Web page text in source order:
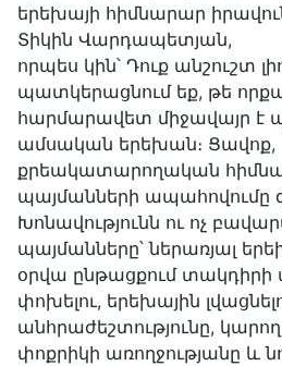
երեխայի հիմնարար
Տիկին Վարդապետյան,
որպես կին՝ Դուք անշուշտ
պատկերացնում եք, թե
հարմարավետ միջավայր է
ամսական երեխան։ Ցավոք,
քրեակատարողական
պայմանների ապահովումը
Խոնավությունն ու ոչ
պայմանները՝ ներառյալ
օրվա ընթացքում
փոխելու, երեխային
անհրաժեշտությունը, կարող
փոքրիկի առողջությանը և